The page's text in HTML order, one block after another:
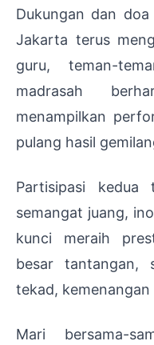
Dukungan dan
Jakarta terus
guru, teman-
madrasah
menampilkan
pulang hasil
Partisipasi
semangat juang,
kunci meraih
besar tantangan,
tekad,
Mari bersama-